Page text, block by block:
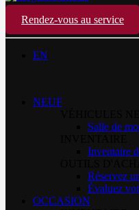
Rendez-vous au service
EN
NEUF
Salle de
Inventaire
Réservez
Évaluez
OCCASION